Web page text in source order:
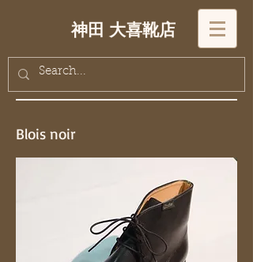
神田 大喜靴店
Blois noir